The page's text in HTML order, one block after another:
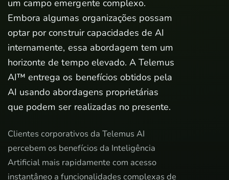
um campo emergente complexo.
Embora algumas organizações possam
optar por construir capacidades de AI
internamente, essa abordagem tem um
horizonte de tempo elevado. A Telemus
AI™ entrega os benefícios obtidos pela
AI usando abordagens proprietárias
que podem ser realizadas no presente.
Clientes corporativos da Telemus AI
percebem os benefícios da Inteligência
Artificial mais rapidamente com acesso
instantâneo a funcionalidades complexas de